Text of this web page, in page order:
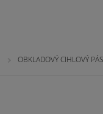
OBKLADOVÝ CIHLOVÝ